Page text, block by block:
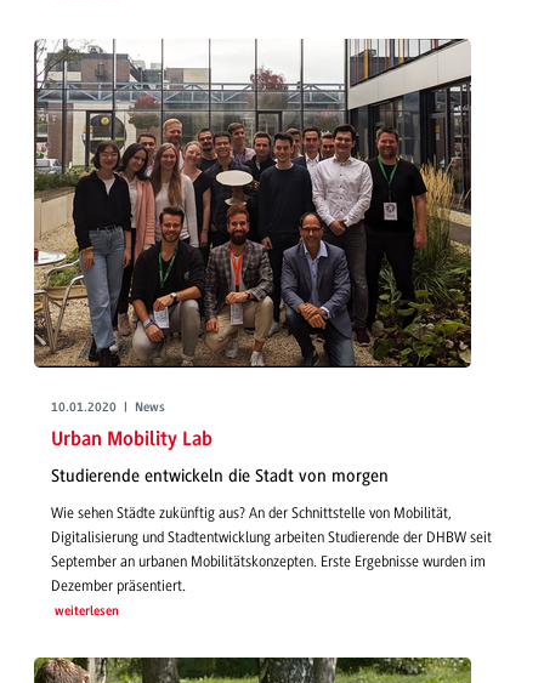
10.01.2020 | News
Urban Mobility Lab
Studierende entwickeln die Stadt von morgen
Wie sehen Städte zukünftig aus? An der Schnittstelle von Mobilität,
Digitalisierung und Stadtentwicklung arbeiten Studierende der DHBW seit
September an urbanen Mobilitätskonzepten. Erste Ergebnisse wurden im
Dezember präsentiert.
weiterlesen